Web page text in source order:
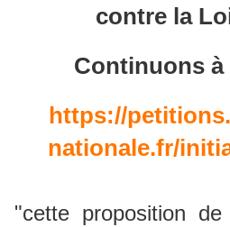
contre la
Continuons
https://
nationale.fr/
"cette proposition